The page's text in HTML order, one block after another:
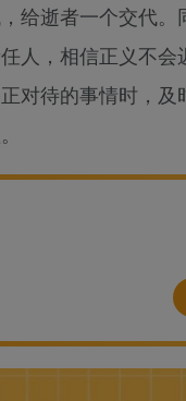
给逝者一个交代
人，相信正义不
对待的事情时，